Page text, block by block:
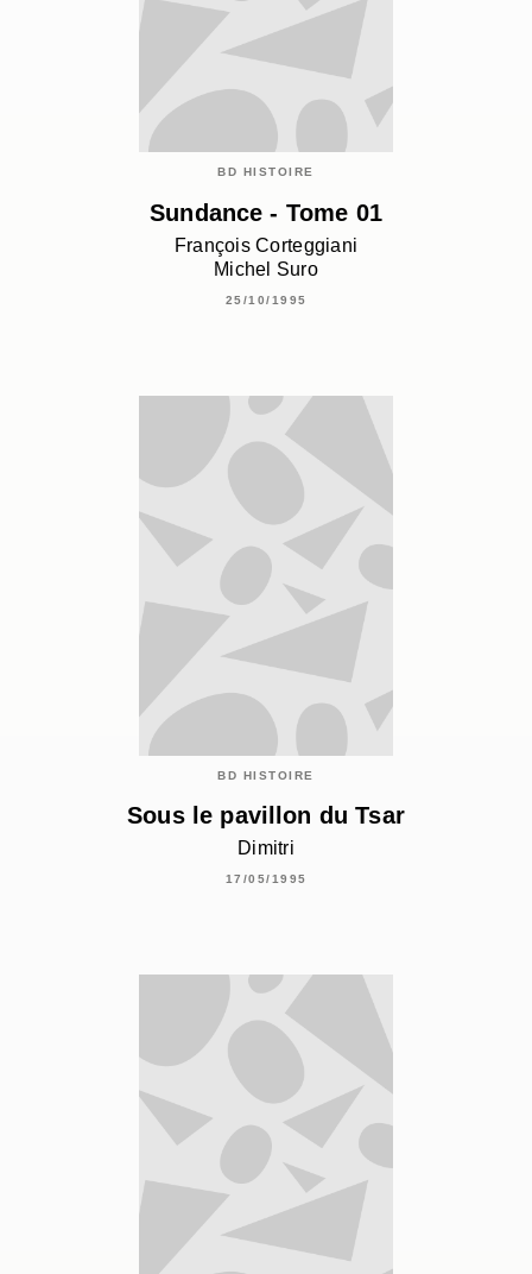
BD HISTOIRE
Sundance - Tome 01
François Corteggiani
Michel Suro
25/10/1995
BD HISTOIRE
Sous le pavillon du Tsar
Dimitri
17/05/1995